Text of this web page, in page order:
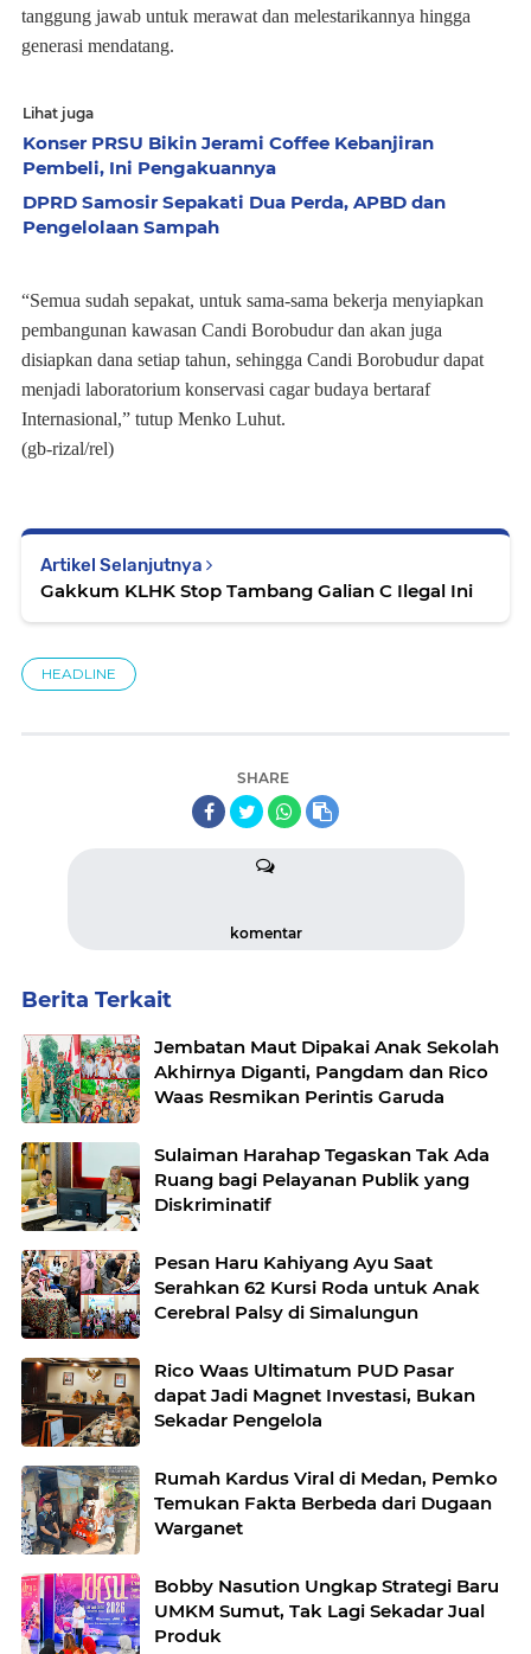
tanggung jawab untuk merawat dan melestarikannya hingga
generasi mendatang.
Lihat juga
Konser PRSU Bikin Jerami Coffee Kebanjiran
Pembeli, Ini Pengakuannya
DPRD Samosir Sepakati Dua Perda, APBD dan
Pengelolaan Sampah
“Semua sudah sepakat, untuk sama-sama bekerja menyiapkan
pembangunan kawasan Candi Borobudur dan akan juga
disiapkan dana setiap tahun, sehingga Candi Borobudur dapat
menjadi laboratorium konservasi cagar budaya bertaraf
Internasional,” tutup Menko Luhut.
(gb-rizal/rel)
Artikel Selanjutnya
Gakkum KLHK Stop Tambang Galian C Ilegal Ini
HEADLINE
SHARE
komentar
Berita Terkait
Jembatan Maut Dipakai Anak Sekolah
Akhirnya Diganti, Pangdam dan Rico
Waas Resmikan Perintis Garuda
Sulaiman Harahap Tegaskan Tak Ada
Ruang bagi Pelayanan Publik yang
Diskriminatif
Pesan Haru Kahiyang Ayu Saat
Serahkan 62 Kursi Roda untuk Anak
Cerebral Palsy di Simalungun
Rico Waas Ultimatum PUD Pasar
dapat Jadi Magnet Investasi, Bukan
Sekadar Pengelola
Rumah Kardus Viral di Medan, Pemko
Temukan Fakta Berbeda dari Dugaan
Warganet
Bobby Nasution Ungkap Strategi Baru
UMKM Sumut, Tak Lagi Sekadar Jual
Produk